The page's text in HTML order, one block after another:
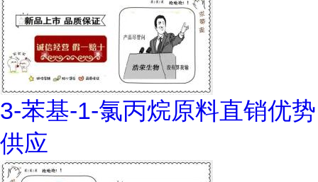
3-苯基-1-氯丙烷原料直销优势
供应